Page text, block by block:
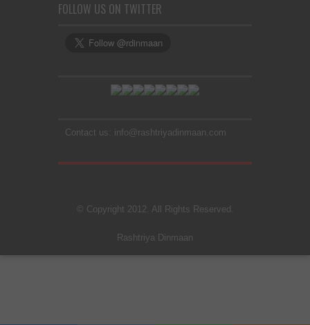
FOLLOW US ON TWITTER
Contact us: info@rashtriyadinmaan.com
© Copyright 2012. All Rights Reserved.
Rashtriya Dinmaan